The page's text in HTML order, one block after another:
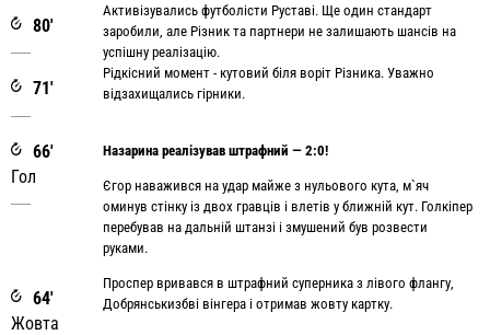
80'
Активізувались футболісти Руставі. Ще один стандарт
заробили, але Різник та партнери не залишають шансів на
успішну реалізацію.
71'
Рідкісний момент - кутовий біля воріт Різника. Уважно
відзахищались гірники.
66'
Гол
Назарина реалізував штрафний — 2:0!
Єгор наважився на удар майже з нульового кута, м`яч
оминув стінку із двох гравців і влетів у ближній кут. Голкіпер
перебував на дальній штанзі і змушений був розвести
руками.
64'
Жовта
Проспер вривався в штрафний суперника з лівого флангу,
Добрянськизбві вінгера і отримав жовту картку.